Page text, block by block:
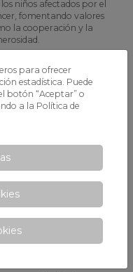
niños afectados por el
fomentando valores
la cooperación y la
4 y PAI 5
en el
de
para ofrecer
estadística. Puede
botón “Aceptar” o
a la Política de